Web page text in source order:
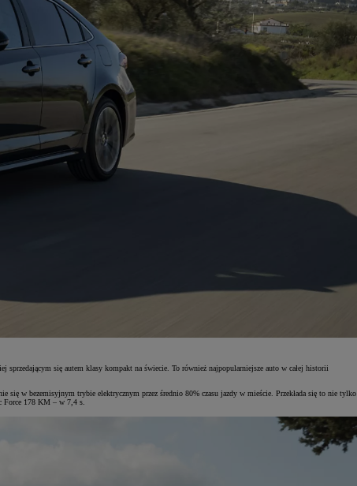
się autem klasy kompakt na świecie. To również najpopularniejsze auto w całej historii
się w bezemisyjnym trybie elektrycznym przez średnio 80% czasu jazdy w mieście. Przekłada się to nie tylko
Force 178 KM – w 7,4 s.